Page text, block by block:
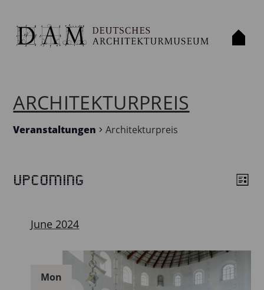
ARCHITEKTURPREIS
Veranstaltungen Architekturpreis
VERANSTALTUNGEN List
Upcoming
date.June 2024
Mon